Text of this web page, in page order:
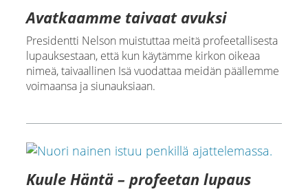
Avatkaamme taivaat avuksi
Presidentti Nelson muistuttaa meitä profeetallisesta
lupauksestaan, että kun käytämme kirkon oikeaa
nimeä, taivaallinen Isä vuodattaa meidän päällemme
voimaansa ja siunauksiaan.
Kuule Häntä – profeetan lupaus